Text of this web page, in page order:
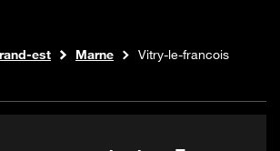
est Marne Vitry-le-francois